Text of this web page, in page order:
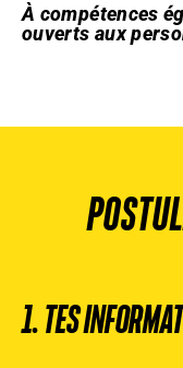
À compétences
ouverts aux
1. TES